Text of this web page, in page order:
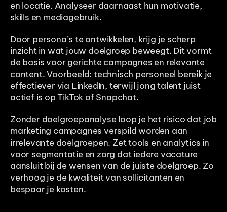
en locatie. Analyseer daarnaast hun motivatie,
skills en mediagebruik.
Door persona’s te ontwikkelen, krijg je scherp
inzicht in wat jouw doelgroep beweegt. Dit vormt
de basis voor gerichte campagnes en relevante
content. Voorbeeld: technisch personeel bereik je
effectiever via LinkedIn, terwijl jong talent juist
actief is op TikTok of Snapchat.
Zonder doelgroepanalyse loop je het risico dat job
marketing campagnes verspild worden aan
irrelevante doelgroepen. Zet tools en analytics in
voor segmentatie en zorg dat iedere vacature
aansluit bij de wensen van de juiste doelgroep. Zo
verhoog je de kwaliteit van sollicitanten en
bespaar je kosten.